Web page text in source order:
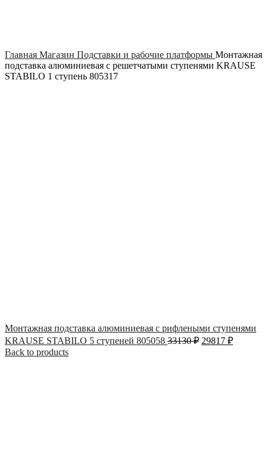
Главная Магазин Подставки и рабочие платформы Монтажная
подставка алюминиевая с решетчатыми ступенями KRAUSE
STABILO 1 ступень 805317
Монтажная подставка алюминиевая с рифлеными ступенями
KRAUSE STABILO 5 ступеней 805058 33130₽ 29817 ₽
Back to products